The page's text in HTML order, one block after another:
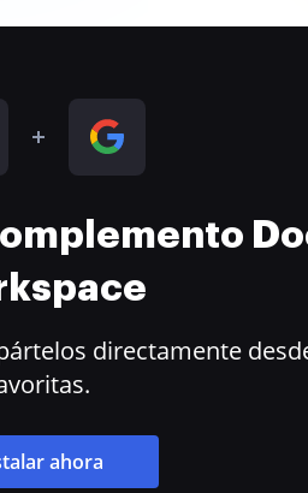
directamente
ahora